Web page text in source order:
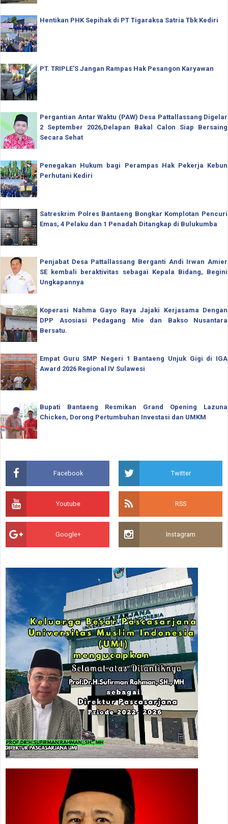
Hentikan PHK Sepihak di PT Tigaraksa Satria Tbk Kediri
PT. TRIPLE'S Jangan Rampas Hak Pesangon Karyawan
Pergantian Antar Waktu (PAW) Desa Pattallassang Digelar
2 September 2026,Delapan Bakal Calon Siap Bersaing
Secara Sehat
Penegakan Hukum bagi Perampas Hak Pekerja Kebun
Perhutani Kediri
Satreskrim Polres Bantaeng Bongkar Komplotan Pencuri
Emas, 4 Pelaku dan 1 Penadah Ditangkap di Bulukumba
Penjabat Desa Pattallassang Berganti Andi Irwan Amier
SE kembali beraktivitas sebagai Kepala Bidang, Begini
Ungkapannya
Koperasi Nahma Gayo Raya Jajaki Kerjasama Dengan
DPP Asosiasi Pedagang Mie dan Bakso Nusantara
Bersatu.
Empat Guru SMP Negeri 1 Bantaeng Unjuk Gigi di IGA
Award 2026 Regional IV Sulawesi
Bupati Bantaeng Resmikan Grand Opening Lazuna
Chicken, Dorong Pertumbuhan Investasi dan UMKM
Facebook Twitter
Youtube RSS
Google+ Instagram